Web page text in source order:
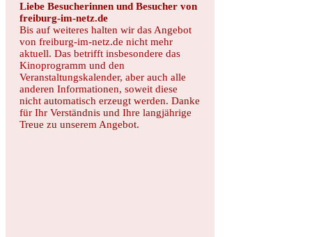
Liebe Besucherinnen und Besucher von
freiburg-im-netz.de
Bis auf weiteres halten wir das Angebot
von freiburg-im-netz.de nicht mehr
aktuell. Das betrifft insbesondere das
Kinoprogramm und den
Veranstaltungskalender, aber auch alle
anderen Informationen, soweit diese
nicht automatisch erzeugt werden. Danke
für Ihr Verständnis und Ihre langjährige
Treue zu unserem Angebot.